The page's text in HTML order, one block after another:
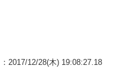
：2017/12/28(木) 19:08:27.18